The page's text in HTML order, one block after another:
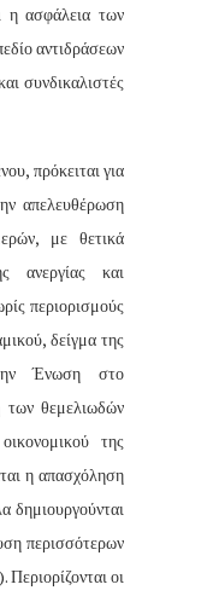
η ασφάλεια των
αντιδράσεων
συνδικαλιστές
πρόκειται για
απελευθέρωση
με θετικά
ανεργίας και
περιορισμούς
δείγμα της
Ένωση στο
των θεμελιωδών
της
η απασχόληση
δημιουργούνται
περισσότερων
οι